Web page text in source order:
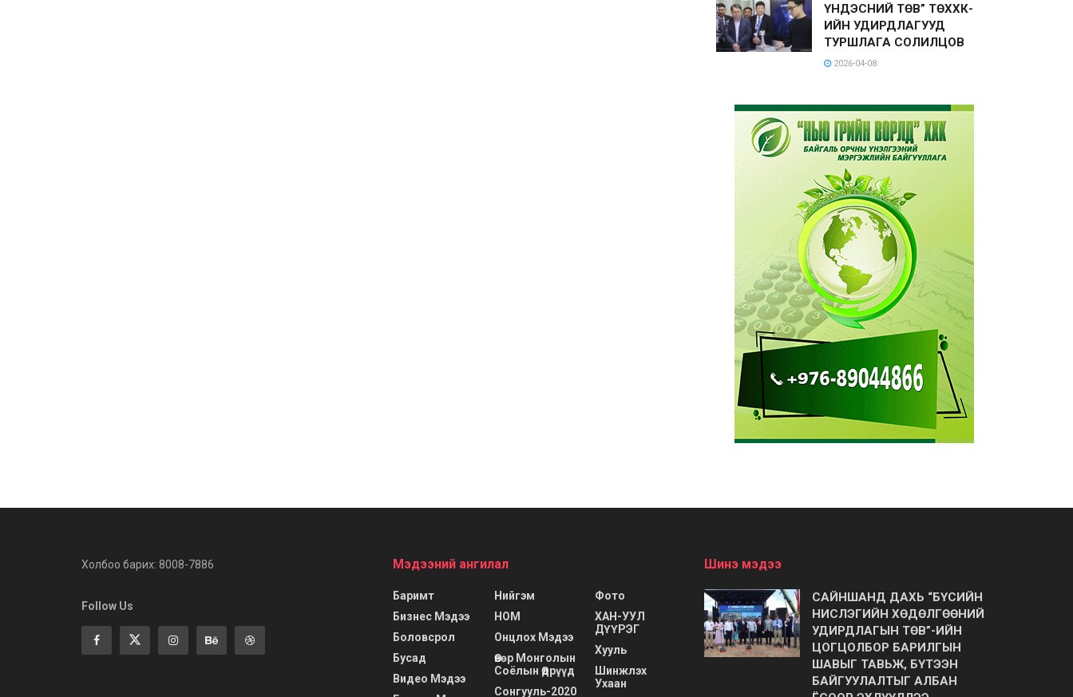
ҮНДЭСНИЙ ТӨВ” ТӨХХК-
ИЙН УДИРДЛАГУУД
ТУРШЛАГА СОЛИЛЦОВ
2026-04-08
Холбоо барих: 8008-7886
Follow Us
Мэдээний ангилал
Баримт
Бизнес Мэдээ
Боловсрол
Бусад
Видео Мэдээ
Нийгэм
НОМ
Онцлох Мэдээ
Өвөр Монголын
Соёлын Өдрүүд
Сонгууль-2020
Фото
ХАН-УУЛ
ДҮҮРЭГ
Хууль
Шинжлэх
Ухаан
Шинэ мэдээ
САЙНШАНД ДАХЬ “БҮСИЙН
НИСЛЭГИЙН ХӨДӨЛГӨӨНИЙ
УДИРДЛАГЫН ТӨВ”-ИЙН
ЦОГЦОЛБОР БАРИЛГЫН
ШАВЫГ ТАВЬЖ, БҮТЭЭН
БАЙГУУЛАЛТЫГ АЛБАН